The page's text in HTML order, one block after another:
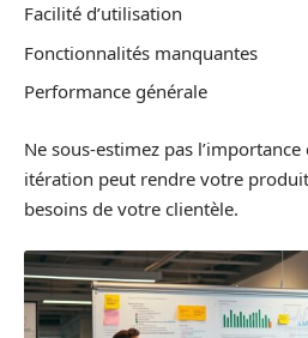
Facilité d’utilisation
Fonctionnalités manquantes
Performance générale
Ne sous-estimez pas
itération peut rendre votre
besoins de votre clientèle.